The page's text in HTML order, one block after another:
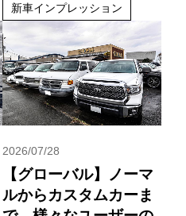
新車インプレッション
2026/07/28
【グローバル】ノーマ
ルからカスタムカーま